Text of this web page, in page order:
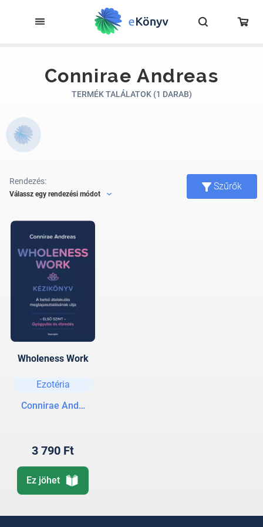
Connirae Andreas
TERMÉK TALÁLATOK (1 DARAB)
Rendezés:
Válassz egy rendezési módot
Szűrők
Wholeness Work
Ezotéria
Connirae Andreas
3 790 Ft
Ez jöhet